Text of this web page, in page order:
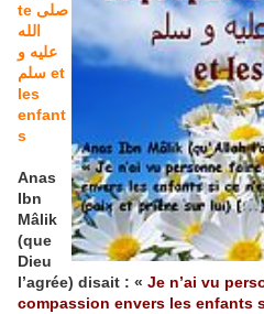
te صلى
الله
عليه و
سلم et
les
enfant
s
Anas
Ibn
Mâlik
(que
Dieu
l’agrée) disait : « Je n’ai vu
compassion envers les enfants